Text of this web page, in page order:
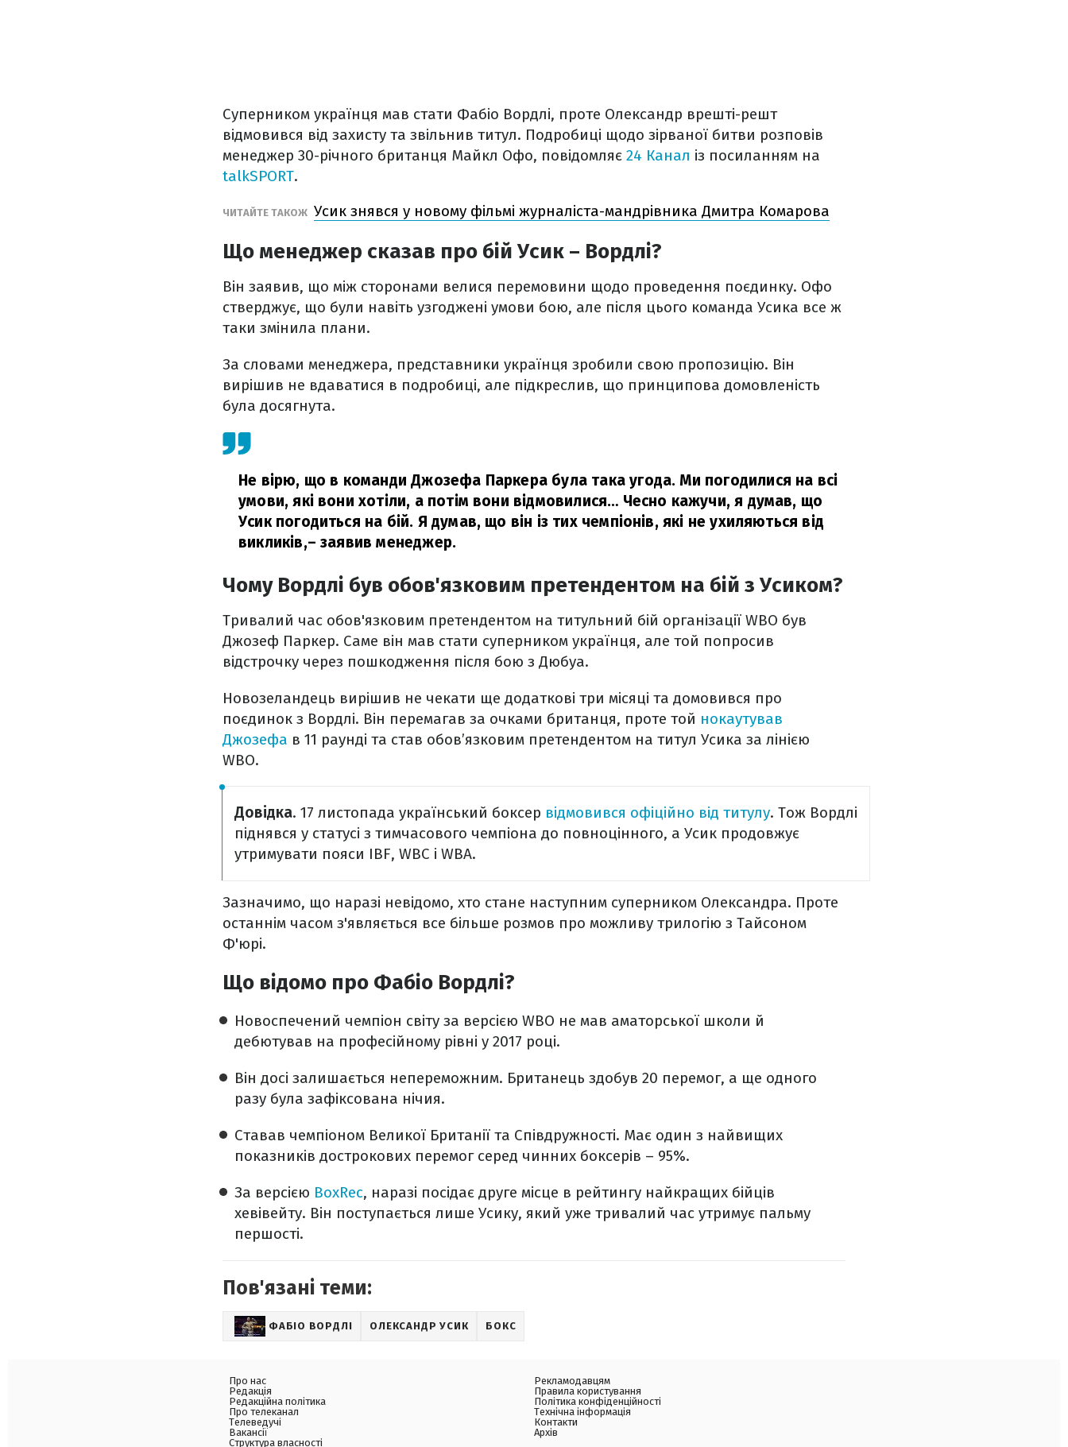
Суперником українця мав стати Фабіо Вордлі, проте Олександр врешті-решт
відмовився від захисту та звільнив титул. Подробиці щодо зірваної битви розповів
менеджер 30-річного британця Майкл Офо, повідомляє 24 Канал із посиланням на
talkSPORT.
ЧИТАЙТЕ ТАКОЖ Усик знявся у новому фільмі журналіста-мандрівника Дмитра Комарова
Що менеджер сказав про бій Усик – Вордлі?
Він заявив, що між сторонами велися перемовини щодо проведення поєдинку. Офо
стверджує, що були навіть узгоджені умови бою, але після цього команда Усика все ж
таки змінила плани.
За словами менеджера, представники українця зробили свою пропозицію. Він
вирішив не вдаватися в подробиці, але підкреслив, що принципова домовленість
була досягнута.
Не вірю, що в команди Джозефа Паркера була така угода. Ми погодилися на всі
умови, які вони хотіли, а потім вони відмовилися… Чесно кажучи, я думав, що
Усик погодиться на бій. Я думав, що він із тих чемпіонів, які не ухиляються від
викликів,– заявив менеджер.
Чому Вордлі був обов'язковим претендентом на бій з Усиком?
Тривалий час обов'язковим претендентом на титульний бій організації WBO був
Джозеф Паркер. Саме він мав стати суперником українця, але той попросив
відстрочку через пошкодження після бою з Дюбуа.
Новозеландець вирішив не чекати ще додаткові три місяці та домовився про
поєдинок з Вордлі. Він перемагав за очками британця, проте той нокаутував
Джозефа в 11 раунді та став обов’язковим претендентом на титул Усика за лінією
WBO.
Довідка. 17 листопада український боксер відмовився офіційно від титулу. Тож Вордлі
піднявся у статусі з тимчасового чемпіона до повноцінного, а Усик продовжує
утримувати пояси IBF, WBC і WBA.
Зазначимо, що наразі невідомо, хто стане наступним суперником Олександра. Проте
останнім часом з'являється все більше розмов про можливу трилогію з Тайсоном
Ф'юрі.
Що відомо про Фабіо Вордлі?
Новоспечений чемпіон світу за версією WBO не мав аматорської школи й
дебютував на професійному рівні у 2017 році.
Він досі залишається непереможним. Британець здобув 20 перемог, а ще одного
разу була зафіксована нічия.
Ставав чемпіоном Великої Британії та Співдружності. Має один з найвищих
показників дострокових перемог серед чинних боксерів – 95%.
За версією BoxRec, наразі посідає друге місце в рейтингу найкращих бійців
хевівейту. Він поступається лише Усику, який уже тривалий час утримує пальму
першості.
Пов'язані теми:
ФАБІО ВОРДЛІ ОЛЕКСАНДР УСИК БОКС
Про нас
Редакція
Редакційна політика
Про телеканал
Телеведучі
Вакансії
Структура власності
Рекламодавцям
Правила користування
Політика конфіденційності
Технічна інформація
Контакти
Архів